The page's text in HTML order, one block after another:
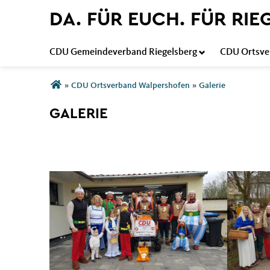
DA. FÜR EUCH. FÜR
CDU Gemeindeverband Riegelsberg CDU
Sie sind hier
» CDU Ortsverband Walpershofen » Galerie
GALERIE